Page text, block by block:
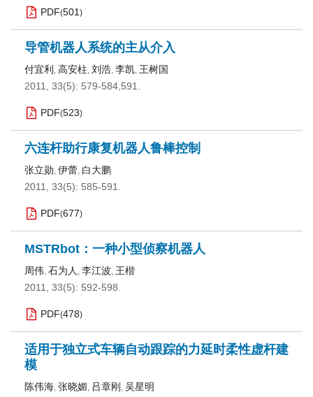
PDF(501 )
导管机器人系统的主从介入
付宜利 , 高安柱, 刘浩, 李凯, 王树国
2011, 33(5): 579-584,591.
PDF(523)
六连杆助行康复机器人鲁棒控制
张立勋, 伊蕾, 白大鹏
2011, 33(5): 585-591.
PDF(677)
MSTRbot：一种小型侦察机器人
周伟, 石为人 , 李江波, 王楷
2011, 33(5): 592-598.
PDF(478)
适用于独立式车辆自动跟踪的力延时柔性虚杆建
模
陈伟海, 张晓媚, 吕章刚 , 吴星明